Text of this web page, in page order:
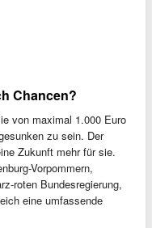
Chancen?
von maximal 1.000 Euro
zu sein. Der
Zukunft mehr für sie.
Vorpommern,
roten Bundesregierung,
eine umfassende